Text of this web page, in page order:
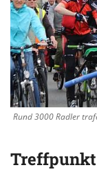
Rund 3000 Radler
Treffpunkt